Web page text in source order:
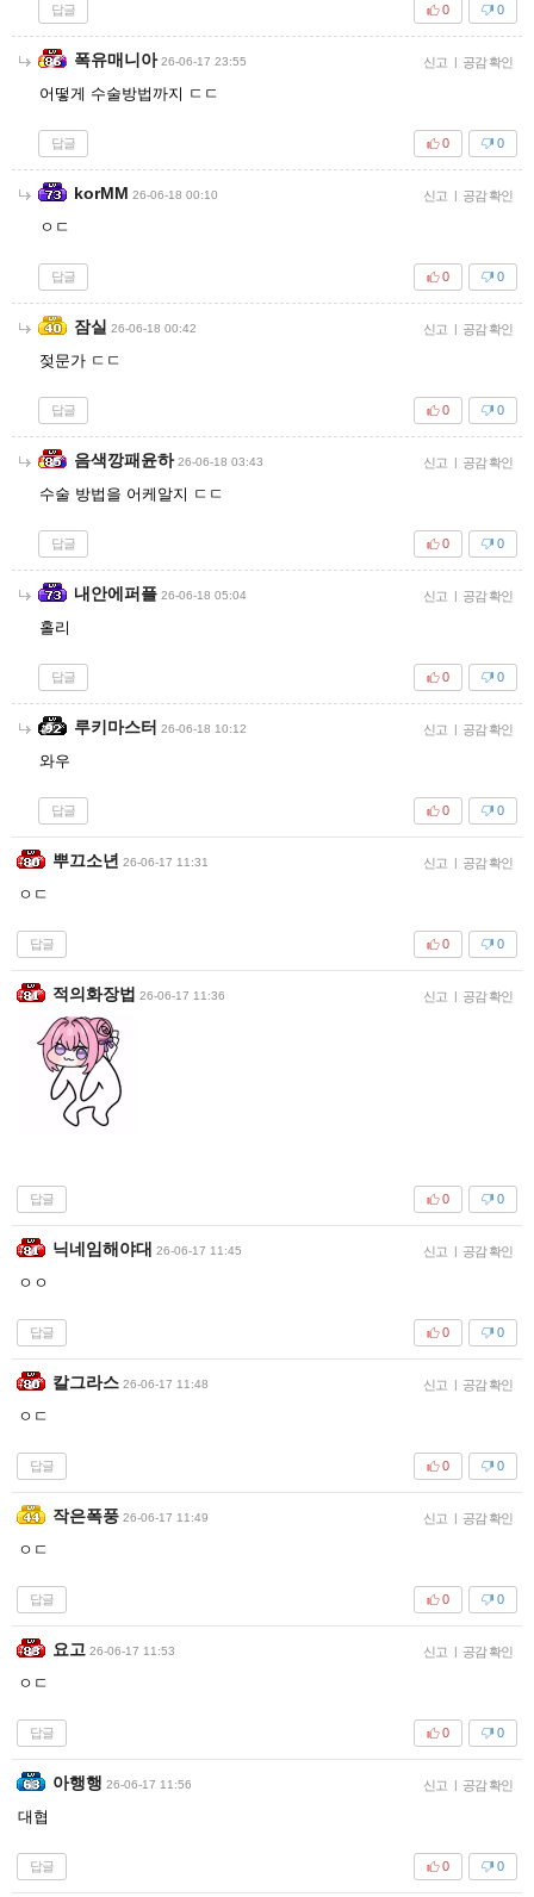
답글 0
0
폭유매니아 26-06-17 23:55 신고 | 공감 확인
어떻게 수술방법까지 ㄷㄷ
답글 0
0
korMM 26-06-18 00:10 신고 | 공감 확인
ㅇㄷ
답글 0
0
잠실 26-06-18 00:42 신고 | 공감 확인
젖문가 ㄷㄷ
답글 0
0
음색깡패윤하 26-06-18 03:43 신고 | 공감 확인
수술 방법을 어케알지 ㄷㄷ
답글 0
0
내안에퍼플 26-06-18 05:04 신고 | 공감 확인
홀리
답글 0
0
루키마스터 26-06-18 10:12 신고 | 공감 확인
와우
답글 0
0
뿌끄소년 26-06-17 11:31 신고 | 공감 확인
ㅇㄷ
답글 0
0
적의화장법 26-06-17 11:36 신고 | 공감 확인
답글 0
0
닉네임해야대 26-06-17 11:45 신고 | 공감 확인
ㅇㅇ
답글 0
0
칼그라스 26-06-17 11:48 신고 | 공감 확인
ㅇㄷ
답글 0
0
작은폭풍 26-06-17 11:49 신고 | 공감 확인
ㅇㄷ
답글 0
0
요고 26-06-17 11:53 신고 | 공감 확인
ㅇㄷ
답글 0
0
아행행 26-06-17 11:56 신고 | 공감 확인
대협
답글 0
0